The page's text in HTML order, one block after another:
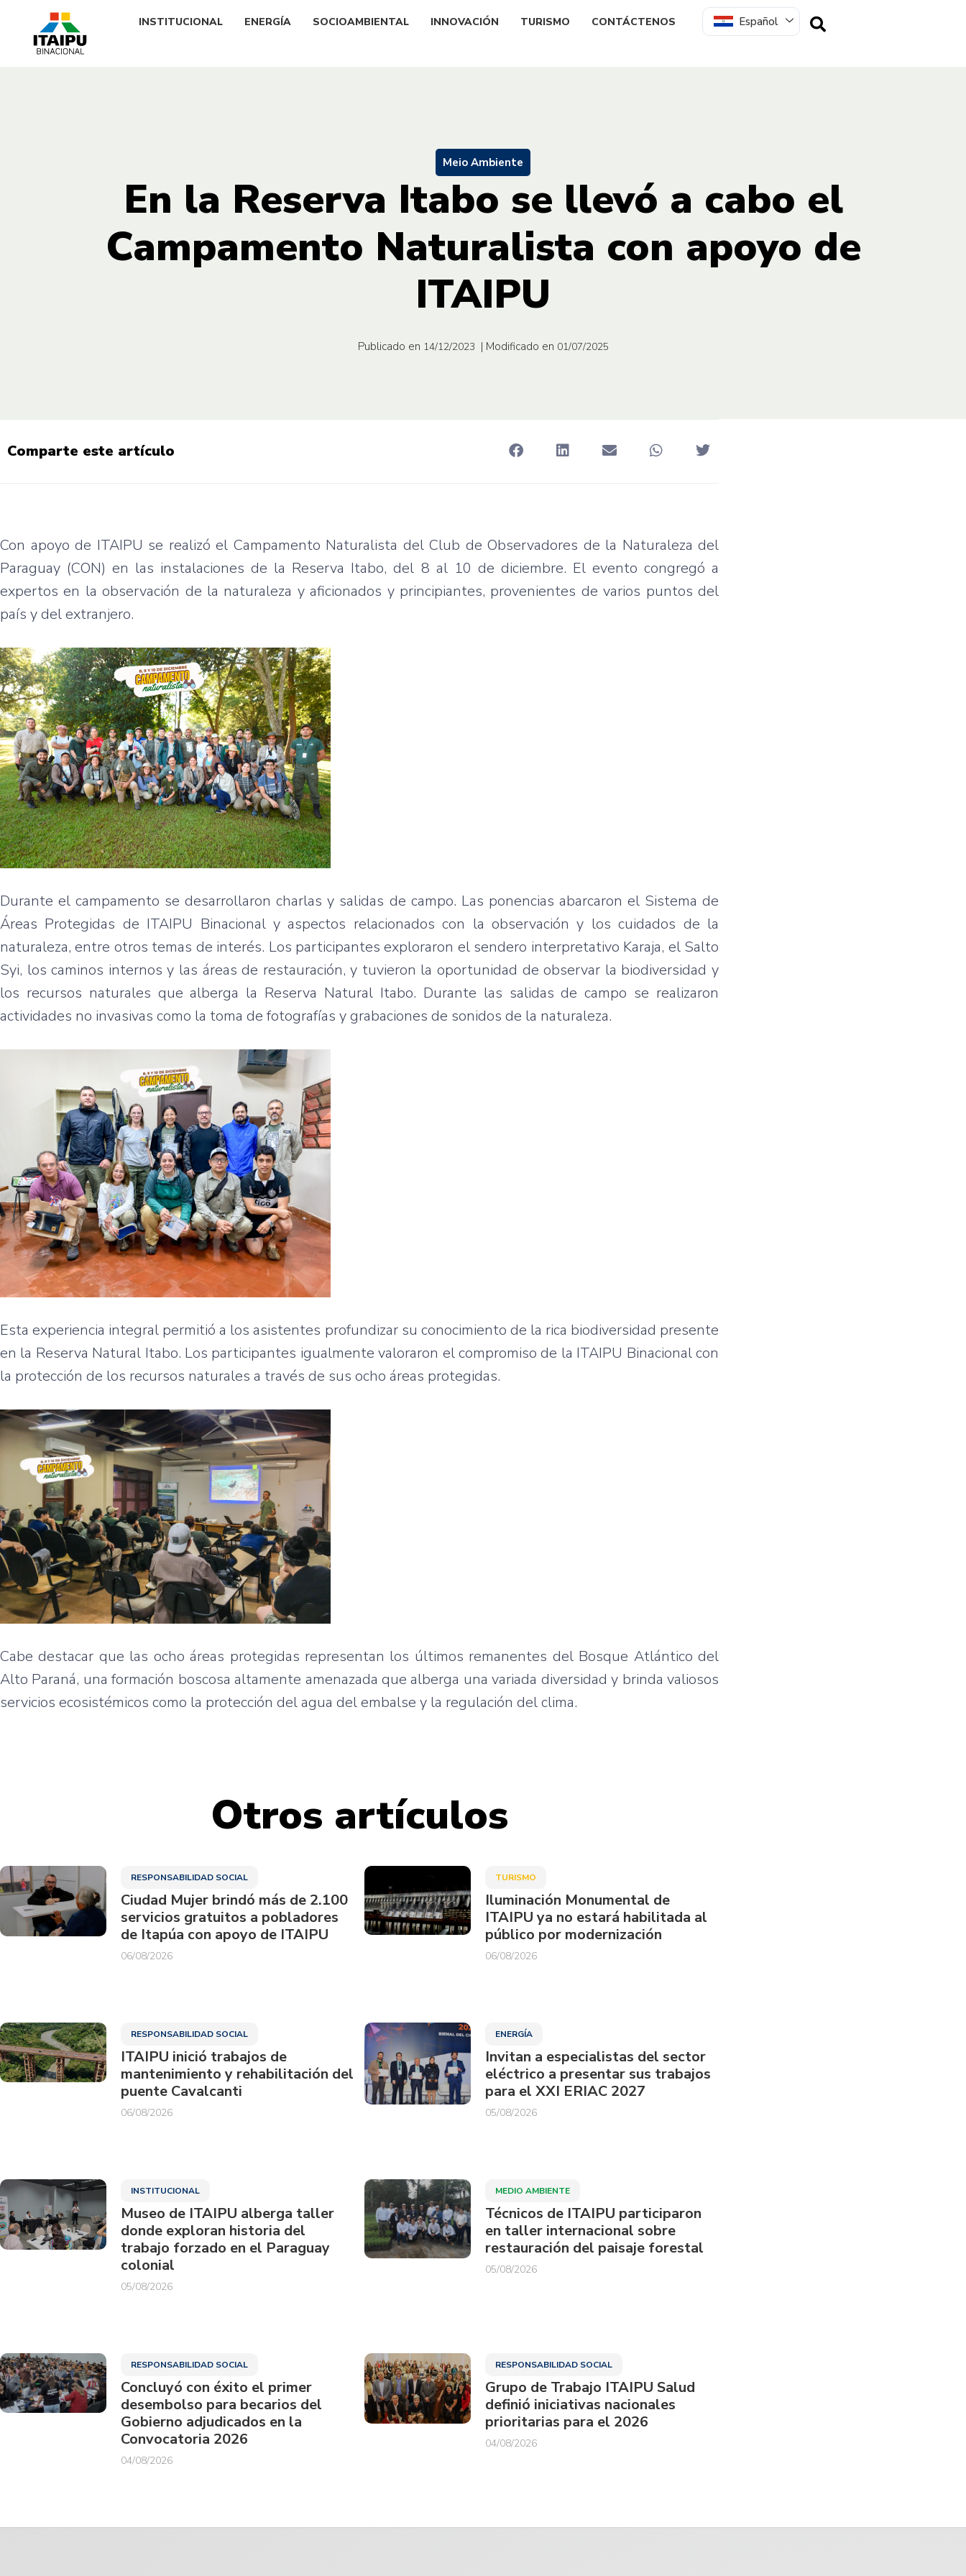
INSTITUCIONAL ENERGÍA SOCIOAMBIENTAL INNOVACIÓN TURISMO CONTÁCTENOS Español
Meio Ambiente
En la Reserva Itabo se llevó a cabo el
Campamento Naturalista con apoyo de
ITAIPU
Publicado en 14/12/2023 | Modificado en 01/07/2025
Comparte este artículo
Con apoyo de ITAIPU se realizó el Campamento Naturalista del Club de Observadores de la Naturaleza del
Paraguay (CON) en las instalaciones de la Reserva Itabo, del 8 al 10 de diciembre. El evento congregó a
expertos en la observación de la naturaleza y aficionados y principiantes, provenientes de varios puntos del
país y del extranjero.
Durante el campamento se desarrollaron charlas y salidas de campo. Las ponencias abarcaron el Sistema de
Áreas Protegidas de ITAIPU Binacional y aspectos relacionados con la observación y los cuidados de la
naturaleza, entre otros temas de interés. Los participantes exploraron el sendero interpretativo Karaja, el Salto
Syi, los caminos internos y las áreas de restauración, y tuvieron la oportunidad de observar la biodiversidad y
los recursos naturales que alberga la Reserva Natural Itabo. Durante las salidas de campo se realizaron
actividades no invasivas como la toma de fotografías y grabaciones de sonidos de la naturaleza.
Esta experiencia integral permitió a los asistentes profundizar su conocimiento de la rica biodiversidad presente
en la Reserva Natural Itabo. Los participantes igualmente valoraron el compromiso de la ITAIPU Binacional con
la protección de los recursos naturales a través de sus ocho áreas protegidas.
Cabe destacar que las ocho áreas protegidas representan los últimos remanentes del Bosque Atlántico del
Alto Paraná, una formación boscosa altamente amenazada que alberga una variada diversidad y brinda valiosos
servicios ecosistémicos como la protección del agua del embalse y la regulación del clima.
Otros artículos
RESPONSABILIDAD SOCIAL
Ciudad Mujer brindó más de 2.100
servicios gratuitos a pobladores
de Itapúa con apoyo de ITAIPU
06/08/2026
TURISMO
Iluminación Monumental de
ITAIPU ya no estará habilitada al
público por modernización
06/08/2026
RESPONSABILIDAD SOCIAL
ITAIPU inició trabajos de
mantenimiento y rehabilitación del
puente Cavalcanti
06/08/2026
ENERGÍA
Invitan a especialistas del sector
eléctrico a presentar sus trabajos
para el XXI ERIAC 2027
05/08/2026
INSTITUCIONAL
Museo de ITAIPU alberga taller
donde exploran historia del
trabajo forzado en el Paraguay
colonial
05/08/2026
MEDIO AMBIENTE
Técnicos de ITAIPU participaron
en taller internacional sobre
restauración del paisaje forestal
05/08/2026
RESPONSABILIDAD SOCIAL
Concluyó con éxito el primer
desembolso para becarios del
Gobierno adjudicados en la
Convocatoria 2026
04/08/2026
RESPONSABILIDAD SOCIAL
Grupo de Trabajo ITAIPU Salud
definió iniciativas nacionales
prioritarias para el 2026
04/08/2026